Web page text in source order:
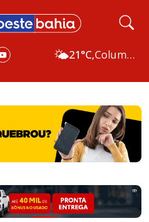
🌤️21°C, Columbus